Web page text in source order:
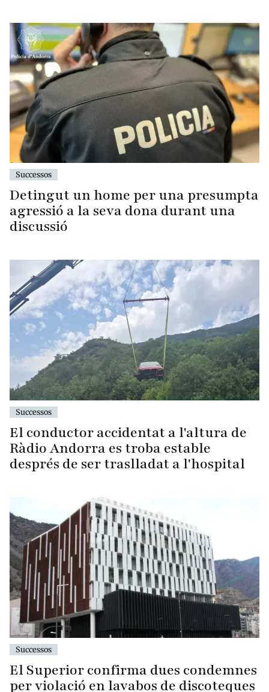
Successos
Detingut un home per una presumpta
agressió a la seva dona durant una
discussió
Successos
El conductor accidentat a l'altura de
Ràdio Andorra es troba estable
després de ser traslladat a l'hospital
Successos
El Superior confirma dues condemnes
per violació en lavabos de discoteques